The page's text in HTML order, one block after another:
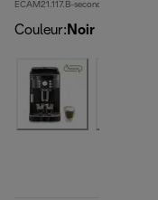
ECAM21.117.B-second
Couleur: Noir